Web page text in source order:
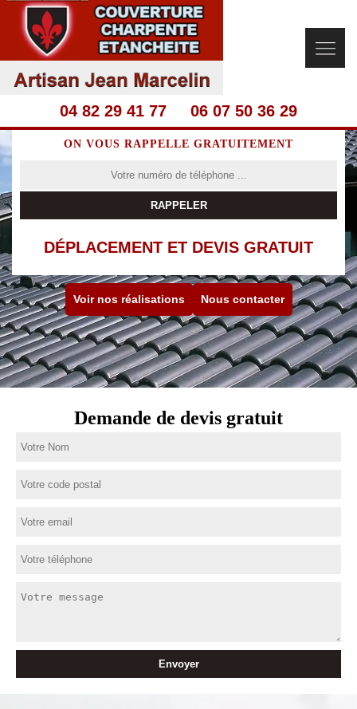
04 82 29 41 77 06 07 50 36 29
ON VOUS RAPPELLE GRATUITEMENT
DÉPLACEMENT ET DEVIS GRATUIT
Voir nos réalisations Nous contacter
Demande de devis gratuit